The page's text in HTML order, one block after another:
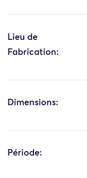
Lieu de
Fabrication:
Dimensions:
Période: